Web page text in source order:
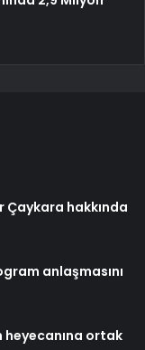
Çaykara hakkında
anlaşmasını
heyecanına ortak